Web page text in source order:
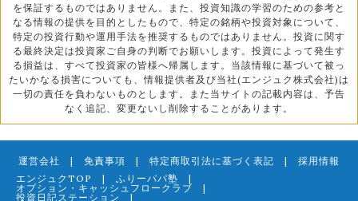
を保証するものではありません。また、投資知識の学習のための参考と
なる情報の提供を目的としたもので、特定の銘柄や投資対象について、
特定の投資行動や運用手法を推奨するものではありません。投資に関す
る最終決定は投資家ご自身の判断でお願いします。投資によって発生す
る損益は、すべて投資家の皆様へ帰属します。当該情報に基づいて被っ
たいかなる損害についても、情報提供者及び当社(エンジュク株式会社)は
一切の責任を負わないものとします。また当サイトの記載内容は、予告
なく追記、変更ないし削除することがあります。
運営会社 | 免責事項 | 特定商取引法に基づく表記 | 採用情報
エンジュクTOP
| ふりーパパ塾 |
オプション・キャッシュフロークラブ |
投資日記ステーション
|